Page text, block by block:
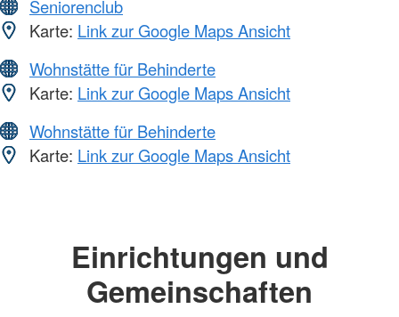
Seniorenclub
Karte: Link zur Google Maps Ansicht
Wohnstätte für Behinderte
Karte: Link zur Google Maps Ansicht
Wohnstätte für Behinderte
Karte: Link zur Google Maps Ansicht
Einrichtungen und
Gemeinschaften